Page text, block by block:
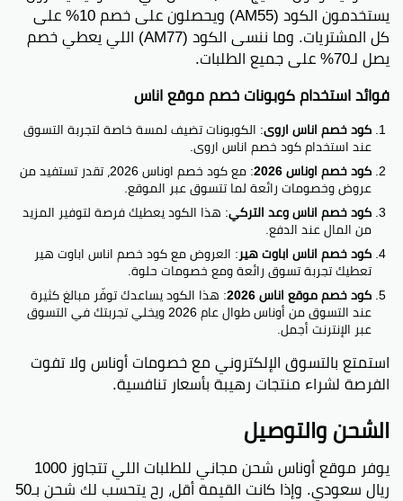
متى تحطون تنزيلات أناس؟
نعمل تنزيلات موسمية مرتين بالسنة. اشترك عشان تصلك
آخر أخبار التنزيلات عبر البريد الإلكتروني وتعرف عن
هل أحتاج أفتح حساب؟
تقدر تتواصل مع خدمة العملاء من 10:00 صباحًا لـ 10:00
مساءً على الرقم المجاني 800686277 أو عبر البريد
الإلكترونيcustomercare@ounass.com
كيف أقدر أشترك في رسائل أناس؟
إذا سجلت بياناتك ونسيّت كلمة السر، اتصل بفريق دعم
العملاء من 10:00 صباحًا لـ 10:00 مساءً على رقم
800686277 أو على customercare@ounass.com
وين يمكنني أشحن من أناس؟
أناس يشحن فقط للإمارات والسعودية والكويت والبحرين
وعمان، وما نشحن لأي مكان ثاني في العالم.
بينتيريست
يستخدمون الكود (AM55) ويحصلون على خصم 10% على
كل المشتريات. وما ننسى الكود (AM77) اللي يعطي خصم
يصل لـ70% على جميع الطلبات.
فوائد استخدام كوبونات خصم موقع اناس
كود خصم اناس اروى: الكوبونات تضيف لمسة خاصة لتجربة التسوق
عند استخدام كود خصم اناس اروى.
كود خصم اوناس 2026
: مع كود خصم اوناس 2026، تقدر تستفيد من
عروض وخصومات رائعة لما تتسوق عبر الموقع.
كود خصم اناس وعد التركي: هذا الكود يعطيك فرصة لتوفير المزيد
من المال عند الدفع.
كود خصم اناس اباوت هير: العروض مع كود خصم اناس اباوت هير
تعطيك تجربة تسوق رائعة ومع خصومات حلوة.
كود خصم موقع اناس 2026
: هذا الكود يساعدك توفّر مبالغ كثيرة
عند التسوق من أوناس طوال عام 2026 ويخلي تجربتك في التسوق
عبر الإنترنت أجمل.
استمتع بالتسوق الإلكتروني مع خصومات أوناس ولا تفوت
الفرصة لشراء منتجات رهيبة بأسعار تنافسية.
الشحن والتوصيل
يوفر موقع أوناس شحن مجاني للطلبات اللي تتجاوز 1000
ريال سعودي. وإذا كانت القيمة أقل، رح يتحسب لك شحن بـ50